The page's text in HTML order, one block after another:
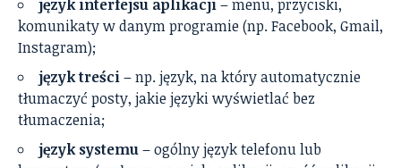
język interfejsu aplikacji– menu, przyciski,
komunikaty w danym programie (np. Facebook, Gmail,
Instagram);
język treści– np. język, na który automatycznie
tłumaczyć posty, jakie języki wyświetlać bez
tłumaczenia;
język systemu– ogólny język telefonu lub